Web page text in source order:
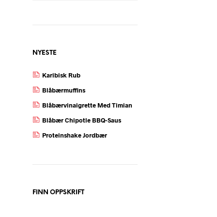
NYESTE
Karibisk Rub
Blåbærmuffins
Blåbærvinaigrette Med Timian
Blåbær Chipotle BBQ-Saus
Proteinshake Jordbær
FINN OPPSKRIFT